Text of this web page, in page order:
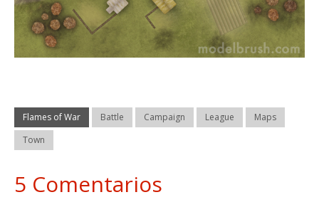
Flames of War Battle Campaign League
Maps
Town
5 Comentarios